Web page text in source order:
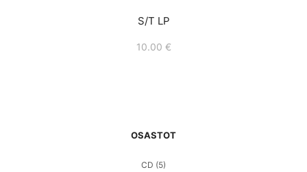
S/T LP
10.00 €
OSASTOT
CD (5)